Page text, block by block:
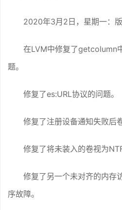
2020年3月2日，星期一：
在LVM中修复了getcolumn
题。
修复了es:URL协议的问题。
修复了注册设备通知失败后
修复了将未装入的卷视为
修复了另一个未对齐的内存
序故障。